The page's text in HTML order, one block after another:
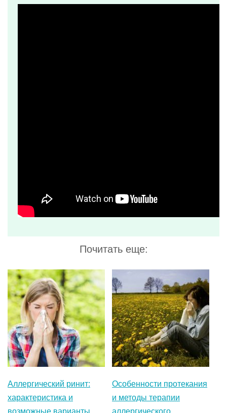
Аллергический ринит:
характеристика и
возможные варианты
Особенности протекания
и методы терапии
аллергического